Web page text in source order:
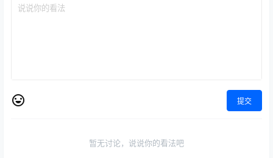
提交
暂无讨论，说说你的看法吧